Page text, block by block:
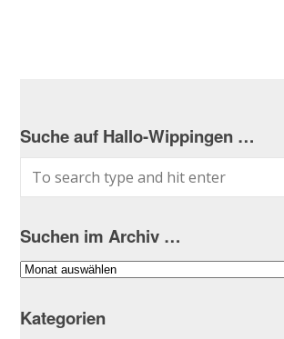
Suche auf Hallo-Wippingen …
Suchen im Archiv …
Suchen
Archiv
Kategorien